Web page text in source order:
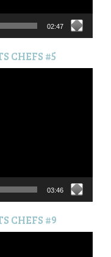
02:47
CHEFS #5
03:46
CHEFS #9